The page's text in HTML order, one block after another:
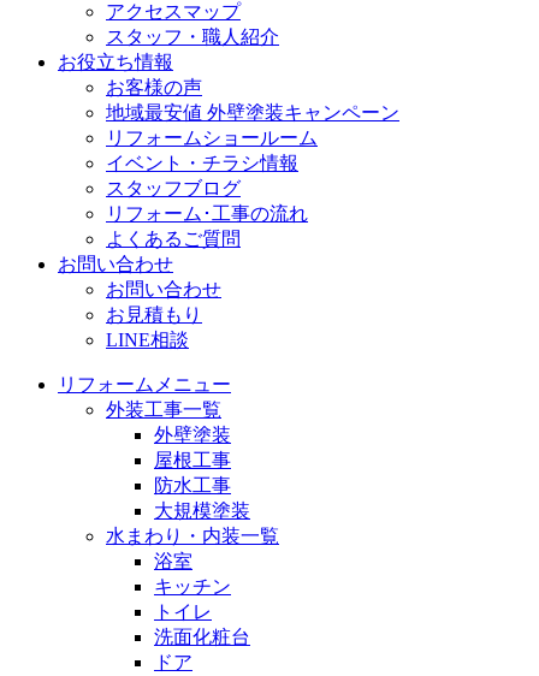
アクセスマップ
スタッフ・職人紹介
お役立ち情報
お客様の声
地域最安値 外壁塗装キャンペーン
リフォームショールーム
イベント・チラシ情報
スタッフブログ
リフォーム･工事の流れ
よくあるご質問
お問い合わせ
お問い合わせ
お見積もり
LINE相談
リフォームメニュー
外装工事一覧
外壁塗装
屋根工事
防水工事
大規模塗装
水まわり・内装一覧
浴室
キッチン
トイレ
洗面化粧台
ドア